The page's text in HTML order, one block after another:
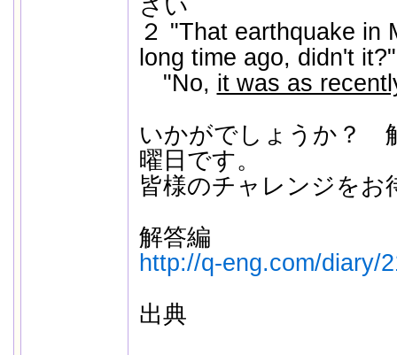
さい
２ "That earthquake in
long time ago, didn't it?"
"No, it was as
いかがでしょうか？
曜日です。
皆様のチャレンジをお
解答編
http://q-eng.com/diary/
出典